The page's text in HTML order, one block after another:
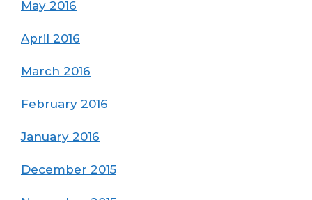
May 2016
April 2016
March 2016
February 2016
January 2016
December 2015